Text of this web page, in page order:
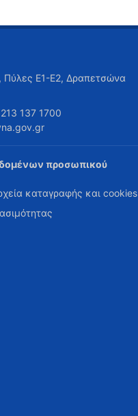
Πύλες Ε1-Ε2, Δραπετσώνα
137 1700
προσωπικού
καταγραφής και cookies